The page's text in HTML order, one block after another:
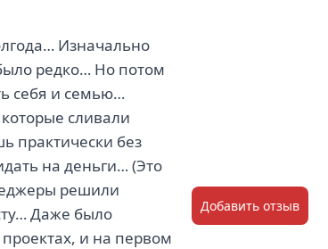
Изначально
редко… Но потом
себя и семью…
сливали
практически без
на деньги… (Это
решили
Даже было
и на первом
Добавить отзыв